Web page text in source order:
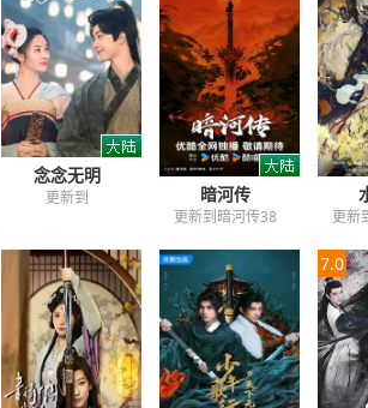
念念无明
更新到 暗河传
更新到暗河传38 更新
7.0